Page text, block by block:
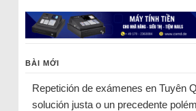
BÀI MỚI
Repetición de exámenes en Tuyên
solución justa o un precedente